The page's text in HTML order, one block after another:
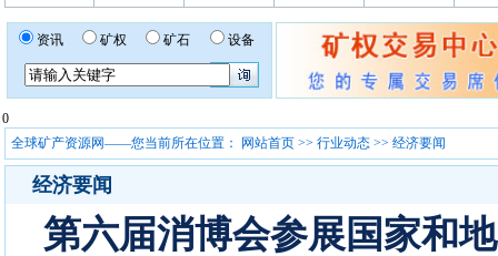
资讯 矿权 矿石 设备
0
全球矿产资源网——您当前所在位置：
网站首页 >> 行业动态 >> 经济要闻
经济要闻
第六届消博会参展国家和